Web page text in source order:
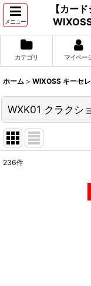
メニュー
【カー
カテゴリ マイペー
ホーム > WIXOSS キーセ
WXK01 クラクシ
236件